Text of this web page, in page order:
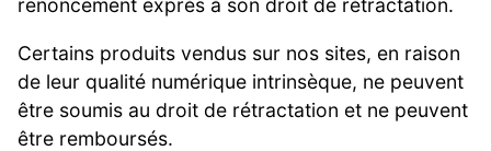
renoncement exprès à son droit de rétractation.
Certains produits vendus sur nos sites, en raison
de leur qualité numérique intrinsèque, ne peuvent
être soumis au droit de rétractation et ne peuvent
être remboursés.